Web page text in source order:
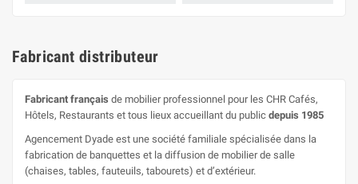
Fabricant distributeur
Fabricant français de mobilier professionnel pour les CHR Cafés,
Hôtels, Restaurants et tous lieux accueillant du public depuis 1985
Agencement Dyade est une société familiale spécialisée dans la
fabrication de banquettes et la diffusion de mobilier de salle
(chaises, tables, fauteuils, tabourets) et d’extérieur.